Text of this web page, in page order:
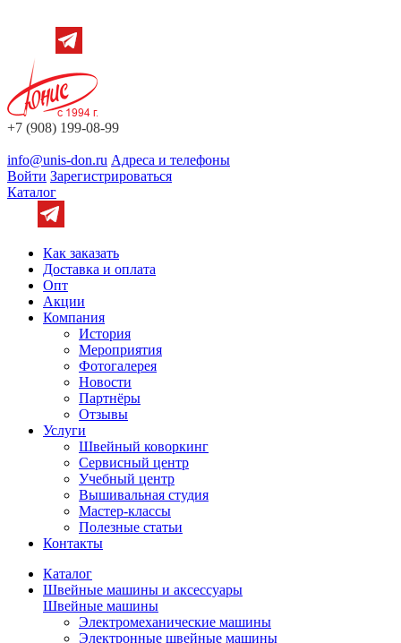
+7 (908) 199-08-99
info@unis-don.ru Адреса и телефоны
Войти Зарегистрироваться
Каталог
Как заказать
Доставка и оплата
Опт
Акции
Компания
История
Мероприятия
Фотогалерея
Новости
Партнёры
Отзывы
Услуги
Швейный коворкинг
Сервисный центр
Учебный центр
Вышивальная студия
Мастер-классы
Полезные статьи
Контакты
Каталог
Швейные машины и аксессуары
Швейные машины
Электромеханические машины
Электронные швейные машины